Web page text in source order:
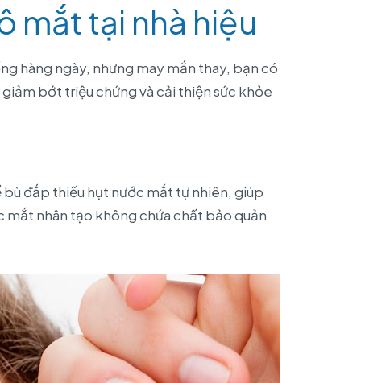
mắt tại nhà hiệu
hàng ngày, nhưng may mắn thay, bạn có
bớt triệu chứng và cải thiện sức khỏe
đắp thiếu hụt nước mắt tự nhiên, giúp
mắt nhân tạo không chứa chất bảo quản